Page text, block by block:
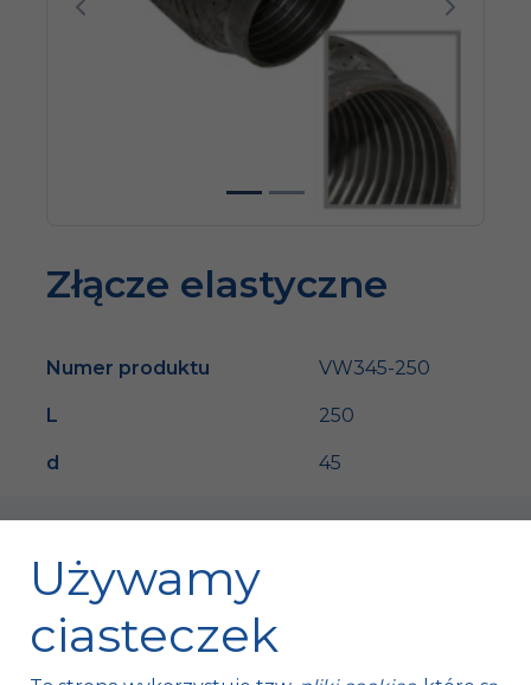
Poprzedni
Złącze elastyczne
Numer produktu VW345-250
L 250
d 45
Używamy
ciasteczek